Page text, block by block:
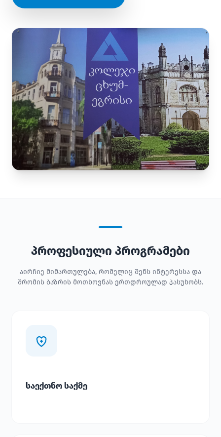
პროფესიული პროგრამები
აირჩიე მიმართულება, რომელიც შენს ინტერესსა და
შრომის ბაზრის მოთხოვნას ერთდროულად პასუხობს.
საექთნო საქმე